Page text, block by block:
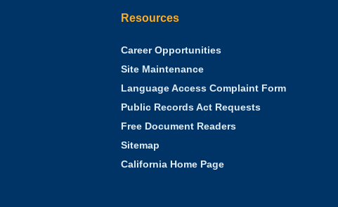
Resources
Career Opportunities
Site Maintenance
Language Access Complaint Form
Public Records Act Requests
Free Document Readers
Sitemap
California Home Page